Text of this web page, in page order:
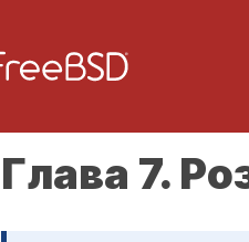
Глава 7.